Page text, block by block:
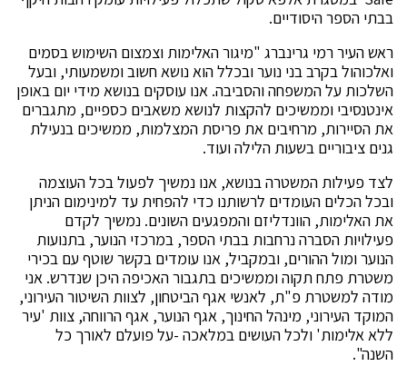
בבתי הספר היסודיים.
ראש העיר רמי גרינברג "מיגור האלימות וצמצום השימוש בסמים
ואלכוהול בקרב בני נוער ובכלל הוא נושא חשוב ומשמעותי, ובעל
השלכות על המשפחה והסביבה. אנו עוסקים בנושא מידי יום באופן
אינטנסיבי וממשיכים להקצות לנושא משאבים כספיים, מתגברים
את הסיירות, מרחיבים את פריסת המצלמות, ממשיכים בנעילת
גנים ציבוריים בשעות הלילה ועוד.
לצד פעילות המשטרה בנושא, אנו נמשיך לפעול בכל העוצמה
ובכל הכלים העומדים לרשותנו כדי להפחית עד למינימום הניתן
את האלימות, הוונדליזם והמפגעים השונים. נמשיך לקדם
פעילויות הסברה נרחבות בבתי הספר, במרכזי הנוער, בתנועות
הנוער ומול ההורים, ובמקביל, אנו עומדים בקשר שוטף עם בכירי
משטרת פתח תקוה וממשיכים בתגבור האכיפה היכן שנדרש. אני
מודה למשטרת פ"ת, לאנשי אגף הביטחון, לצוות השיטור העירוני,
המוקד העירוני, מינהל החינוך, אגף הנוער, אגף הרווחה, צוות 'עיר
ללא אלימות' ולכל העושים במלאכה -על פועלם לאורך כל
השנה".